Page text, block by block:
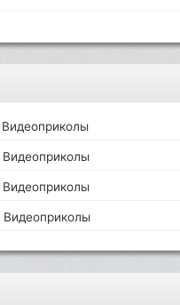
Видеоприколы
Видеоприколы
Видеоприколы
Видеоприколы